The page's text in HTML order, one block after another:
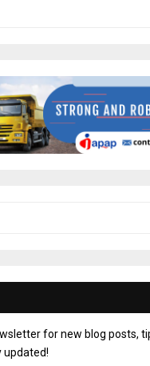
for new blog posts,
updated!